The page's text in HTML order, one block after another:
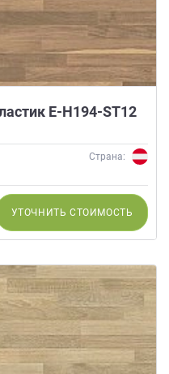
E-H194-ST12
Страна:
УТОЧНИТЬ СТОИМОСТЬ